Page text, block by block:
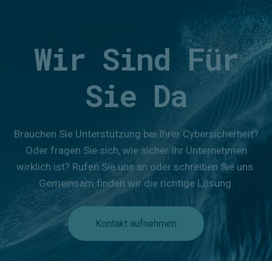
Wir Sind Für
Sie Da
Brauchen Sie Unterstützung bei Ihrer Cybersicherheit?
Oder fragen Sie sich, wie sicher Ihr Unternehmen
wirklich ist? Rufen Sie uns an oder schreiben Sie uns.
Gemeinsam finden wir die richtige Lösung.
Kontakt aufnehmen